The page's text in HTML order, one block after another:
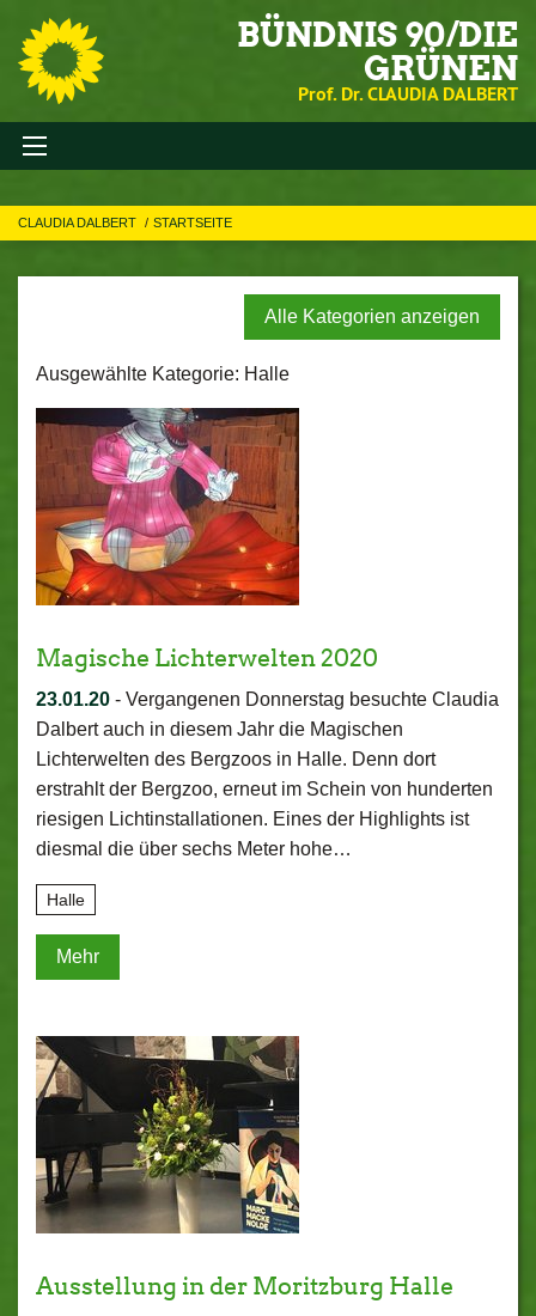
BÜNDNIS 90/DIE
GRÜNEN
Prof. Dr. CLAUDIA DALBERT
CLAUDIA DALBERT STARTSEITE
Alle Kategorien anzeigen
Ausgewählte Kategorie: Halle
Magische Lichterwelten 2020
23.01.20 - Vergangenen Donnerstag besuchte Claudia
Dalbert auch in diesem Jahr die Magischen
Lichterwelten des Bergzoos in Halle. Denn dort
erstrahlt der Bergzoo, erneut im Schein von hunderten
riesigen Lichtinstallationen. Eines der Highlights ist
diesmal die über sechs Meter hohe…
Halle
Mehr
Ausstellung in der Moritzburg Halle